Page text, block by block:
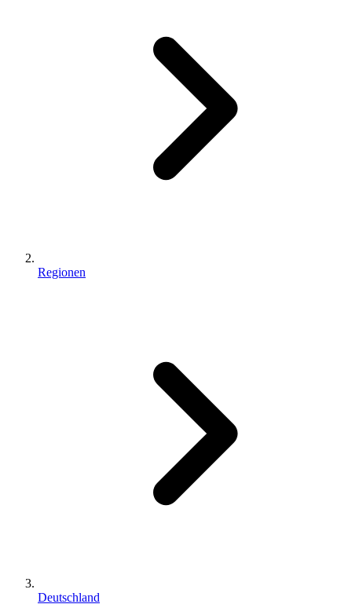
Regionen
Deutschland